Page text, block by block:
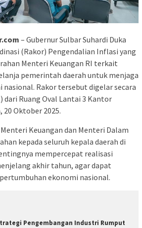
– Gubernur Sulbar Suhardi Duka
(Rakor) Pengendalian Inflasi yang
Menteri Keuangan RI terkait
pemerintah daerah untuk menjaga
Rakor tersebut digelar secara
Ruang Oval Lantai 3 Kantor
20 Oktober 2025.
Keuangan dan Menteri Dalam
kepada seluruh kepala daerah di
mempercepat realisasi
akhir tahun, agar dapat
ekonomi nasional.
Pengembangan Industri Rumput